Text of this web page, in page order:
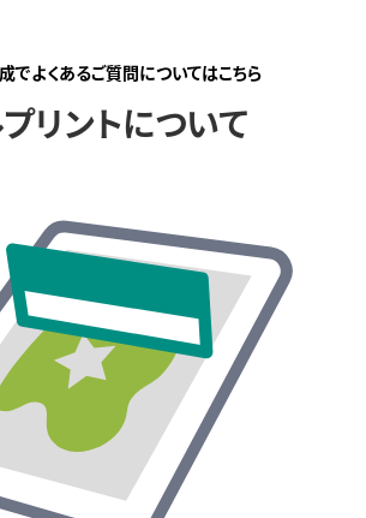
でよくあるご質問についてはこちら
リントについて